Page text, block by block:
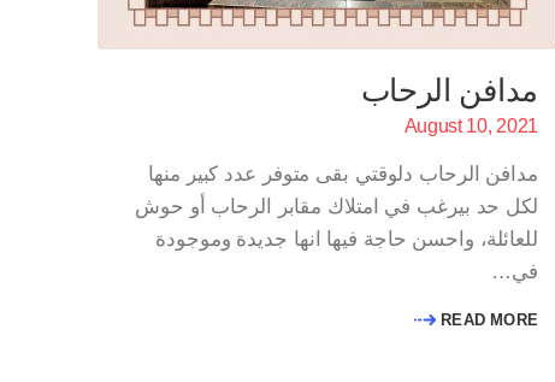
مدافن الرحاب
August 10, 2021
مدافن الرحاب دلوقتي بقى متوفر عدد كبير منها
لكل حد بيرغب في امتلاك مقابر الرحاب أو حوش
للعائلة، واحسن حاجة فيها انها جديدة وموجودة
في…
READ MORE